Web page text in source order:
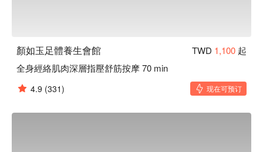
顏如玉足體養生會館 TWD 1,100 起
全身經絡肌肉深層指壓舒筋按摩 70 min
4.9 (331) 现在可预订